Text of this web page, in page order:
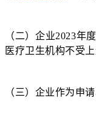
（二）企业2023年
医疗卫生机构不受上
（三）企业作为申